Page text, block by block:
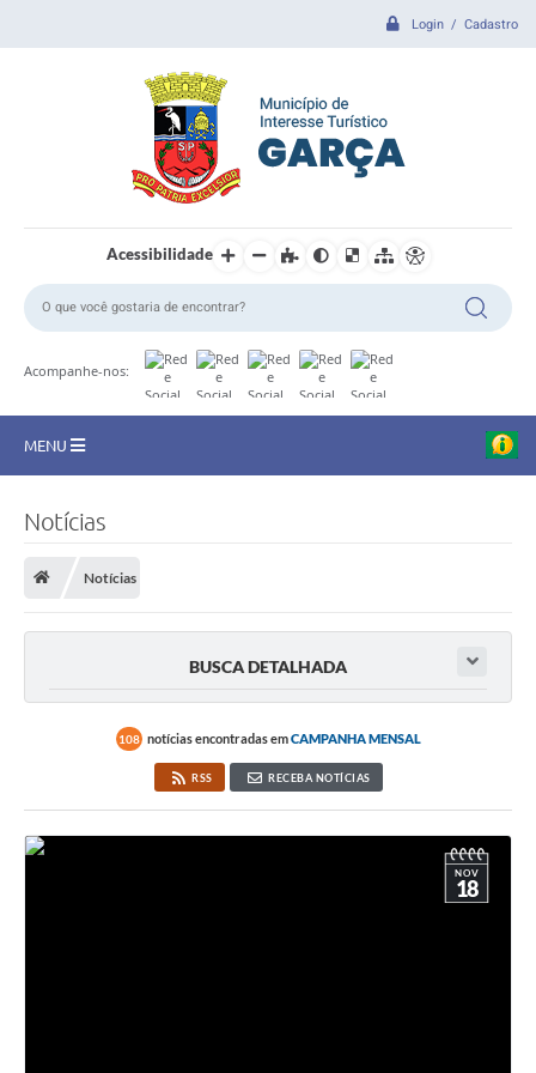
Login / Cadastro
Acessibilidade
Acompanhe-nos:
MENU
CIDADE
Prefeitura
OUVIDORIA
EMPRESAS - EDITAIS
PLANO DIRETOR DO MUNICÍPIO DE GARÇA
Notícias
Notícias
BUSCA DETALHADA
108 notícias encontradas emCAMPANHA MENSAL
RSS RECEBA NOTÍCIAS
NOV
18